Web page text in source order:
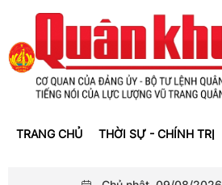
TRANG CHỦ THỜI SỰ - CHÍNH TRỊ